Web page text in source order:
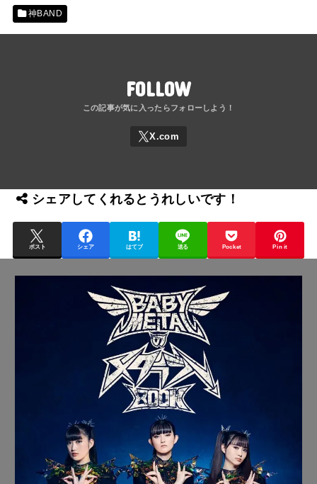
神BAND
FOLLOW
シェアしてくれるとうれしいです！
ポスト シェア はてブ 送る Pocket Pin it